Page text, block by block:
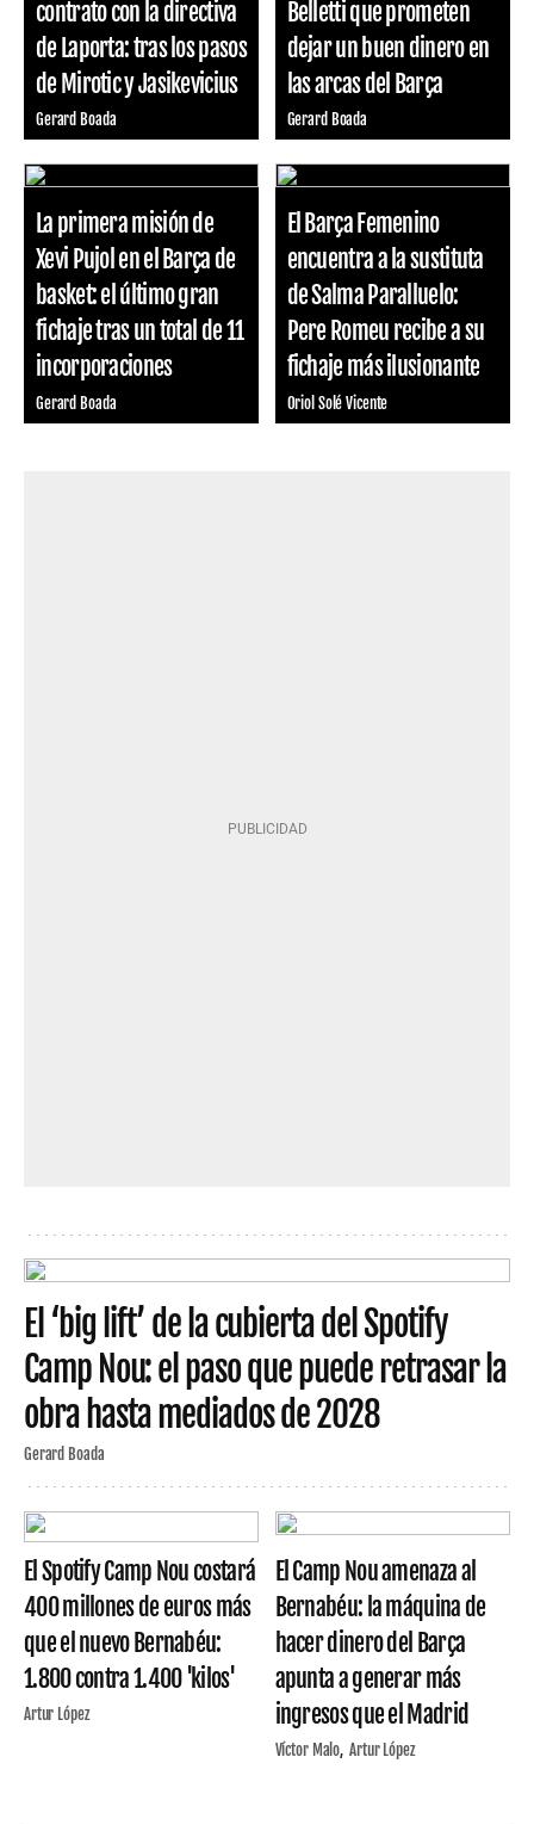
contrato con la directiva
de Laporta: tras los pasos
de Mirotic y Jasikevicius
Gerard Boada
Belletti que prometen
dejar un buen dinero en
las arcas del Barça
Gerard Boada
La primera misión de
Xevi Pujol en el Barça de
basket: el último gran
fichaje tras un total de 11
incorporaciones
Gerard Boada
El Barça Femenino
encuentra a la sustituta
de Salma Paralluelo:
Pere Romeu recibe a su
fichaje más ilusionante
Oriol Solé Vicente
El ‘big lift’ de la cubierta del Spotify
Camp Nou: el paso que puede retrasar la
obra hasta mediados de 2028
Gerard Boada
El Spotify Camp Nou costará
400 millones de euros más
que el nuevo Bernabéu:
1.800 contra 1.400 'kilos'
Artur López
El Camp Nou amenaza al
Bernabéu: la máquina de
hacer dinero del Barça
apunta a generar más
ingresos que el Madrid
Víctor Malo Artur López